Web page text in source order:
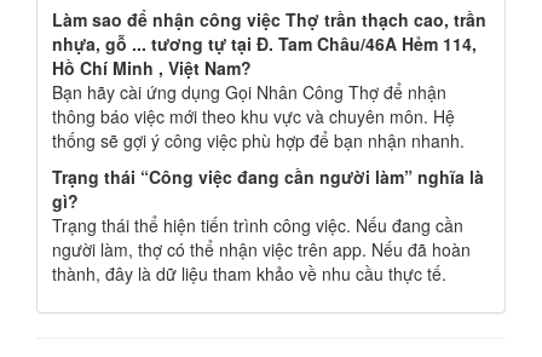
Làm sao để nhận công việc Thợ trần thạch cao, trần
nhựa, gỗ ... tương tự tại Đ. Tam Châu/46A Hẻm 114,
Hồ Chí Minh , Việt Nam?
Bạn hãy cài ứng dụng Gọi Nhân Công Thợ để nhận
thông báo việc mới theo khu vực và chuyên môn. Hệ
thống sẽ gợi ý công việc phù hợp để bạn nhận nhanh.
Trạng thái “Công việc đang cần người làm” nghĩa là
gì?
Trạng thái thể hiện tiến trình công việc. Nếu đang cần
người làm, thợ có thể nhận việc trên app. Nếu đã hoàn
thành, đây là dữ liệu tham khảo về nhu cầu thực tế.